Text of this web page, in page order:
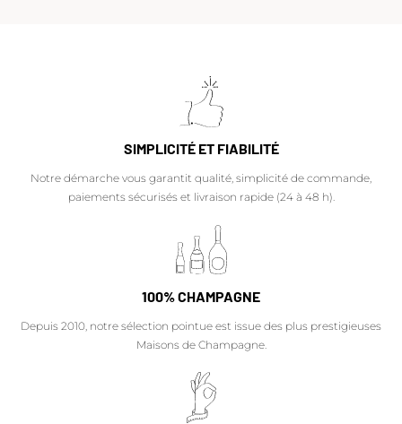
SIMPLICITÉ ET FIABILITÉ
Notre démarche vous garantit qualité, simplicité de commande,
paiements sécurisés et livraison rapide (24 à 48 h).
100% CHAMPAGNE
Depuis 2010, notre sélection pointue est issue des plus prestigieuses
Maisons de Champagne.